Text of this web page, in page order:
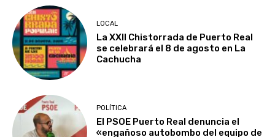
LOCAL
La XXII Chistorrada de Puerto Real
se celebrará el 8 de agosto en La
Cachucha
POLÍTICA
El PSOE Puerto Real denuncia el
«engañoso autobombo del equipo de